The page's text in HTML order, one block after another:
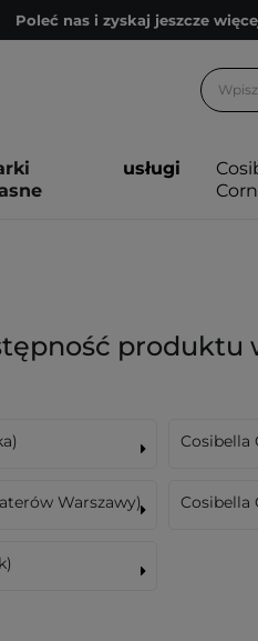
Poleć nas i zyskaj jeszcze
Bezpłatne konsultacje
Poleć nas i zyskaj jeszcze
usługi
produktu
Cosibella
Warszawy) Cosibella